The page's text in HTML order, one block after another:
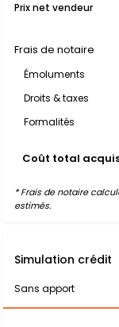
Prix net vendeur
Frais de notaire
Émoluments
Droits & taxes
Formalités
Coût total
* Frais de notaire
estimés.
Simulation crédit
Sans apport